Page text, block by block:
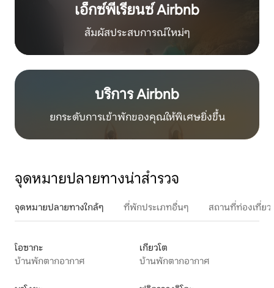
เอ็กซ์พีเรียนซ์ Airbnb
สัมผัสประสบการณ์ใหม่ๆ
บริการ Airbnb
ยกระดับการเข้าพักของคุณให้พิเศษยิ่งขึ้น
จุดหมายปลายทางน่าสำรวจ
จุดหมายปลายทางใกล้ๆ ที่พักประเภทอื่นๆ สถานที่ท่องเที่ย
โอซากะ
บ้านพักตากอากาศ
เกียวโต
บ้านพักตากอากาศ